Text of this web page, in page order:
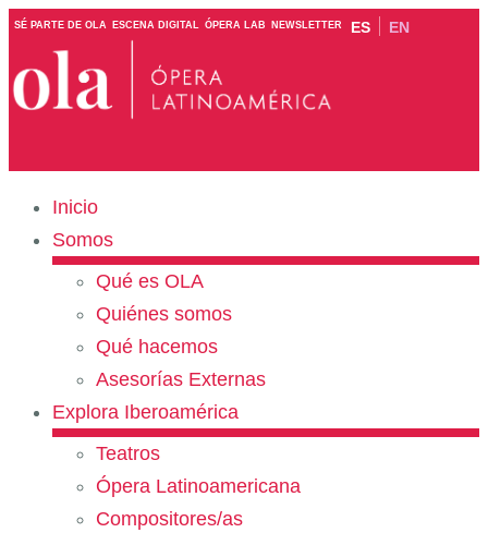
SÉ PARTE DE OLA ESCENA DIGITAL ÓPERA LAB NEWSLETTER ES EN
Inicio
Somos
Qué es OLA
Quiénes somos
Qué hacemos
Asesorías Externas
Explora Iberoamérica
Teatros
Ópera Latinoamericana
Compositores/as